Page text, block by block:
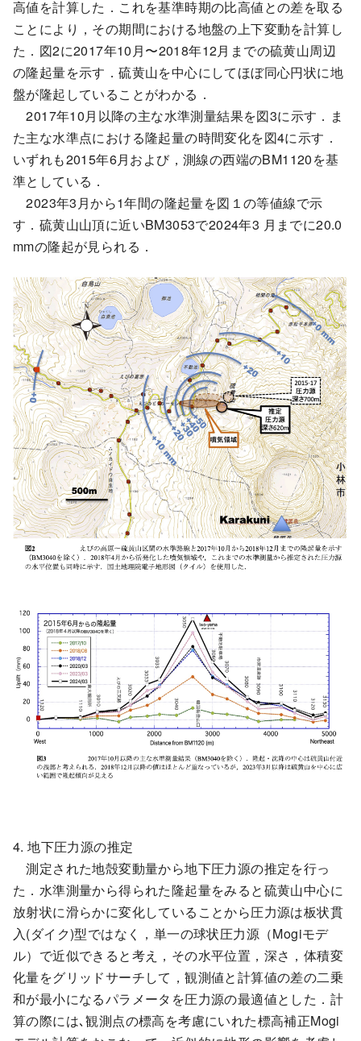
高値を計算した．これを基準時期の比高値との差を取る
ことにより，その期間における地盤の上下変動を計算し
た．図2に2017年10月〜2018年12月までの硫黄山周辺
の隆起量を示す．硫黄山を中心にしてほぼ同心円状に地
盤が隆起していることがわかる．
2017年10月以降の主な水準測量結果を図3に示す．ま
た主な水準点における隆起量の時間変化を図4に示す．
いずれも2015年6月および，測線の西端のBM1120を基
準としている．
2023年3月から1年間の隆起量を図１の等値線で示
す．硫黄山山頂に近いBM3053で2024年3 月までに20.0
mmの隆起が見られる．
4. 地下圧力源の推定
測定された地殻変動量から地下圧力源の推定を行っ
た．水準測量から得られた隆起量をみると硫黄山中心に
放射状に滑らかに変化していることから圧力源は板状貫
入(ダイク)型ではなく，単一の球状圧力源（Mogiモデ
ル）で近似できると考え，その水平位置，深さ，体積変
化量をグリッドサーチして，観測値と計算値の差の二乗
和が最小になるパラメータを圧力源の最適値とした．計
算の際には､観測点の標高を考慮にいれた標高補正Mogi